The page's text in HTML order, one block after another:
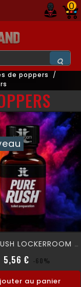
0
de poppers
PURE RUSH LOCKERROOM 25 Ml
5,56 € Prix normal
-60%
au panier